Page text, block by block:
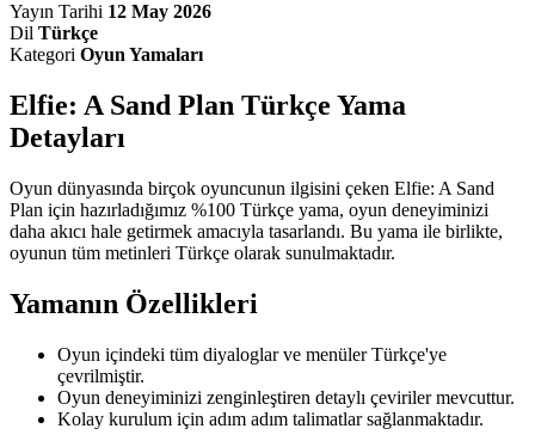
Yayın Tarihi 12 May 2026
Dil Türkçe
Kategori Oyun Yamaları
Elfie: A Sand Plan Türkçe Yama
Detayları
Oyun dünyasında birçok oyuncunun ilgisini çeken Elfie: A Sand
Plan için hazırladığımız %100 Türkçe yama, oyun deneyiminizi
daha akıcı hale getirmek amacıyla tasarlandı. Bu yama ile birlikte,
oyunun tüm metinleri Türkçe olarak sunulmaktadır.
Yamanın Özellikleri
Oyun içindeki tüm diyaloglar ve menüler Türkçe'ye
çevrilmiştir.
Oyun deneyiminizi zenginleştiren detaylı çeviriler mevcuttur.
Kolay kurulum için adım adım talimatlar sağlanmaktadır.